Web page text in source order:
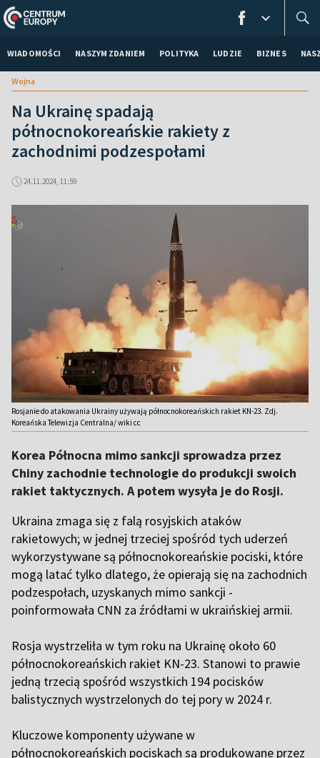
WIADOMOŚCI NASZYM ZDANIEM POLITYKA LUDZIE BIZNES
Wojna
Na Ukrainę spadają
północnokoreańskie rakiety z
zachodnimi podzespołami
24.11.2024, 11:59
Rosjanie do atakowania Ukrainy używają północnokoreańskich rakiet KN-23. Zdj.
Koreańska Telewizja Centralna/ wiki cc
Korea Północna mimo sankcji sprowadza przez
Chiny zachodnie technologie do produkcji swoich
rakiet taktycznych. A potem wysyła je do Rosji.
Ukraina zmaga się z falą rosyjskich ataków
rakietowych; w jednej trzeciej spośród tych uderzeń
wykorzystywane są północnokoreańskie pociski, które
mogą latać tylko dlatego, że opierają się na zachodnich
podzespołach, uzyskanych mimo sankcji -
poinformowała CNN za źródłami w ukraińskiej armii.
Rosja wystrzeliła w tym roku na Ukrainę około 60
północnokoreańskich rakiet KN-23. Stanowi to prawie
jedną trzecią spośród wszystkich 194 pocisków
balistycznych wystrzelonych do tej pory w 2024 r.
Kluczowe komponenty używane w
północnokoreańskich pociskach są produkowane przez